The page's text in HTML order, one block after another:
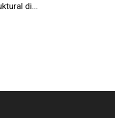
di...